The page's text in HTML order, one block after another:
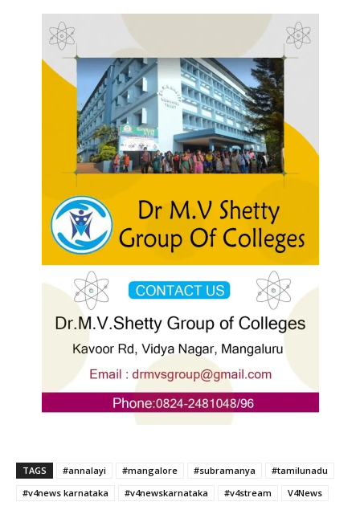
TAGS #annalayi #mangalore #subramanya
#tamilunadu
#v4news karnataka
#v4newskarnataka #v4stream V4News